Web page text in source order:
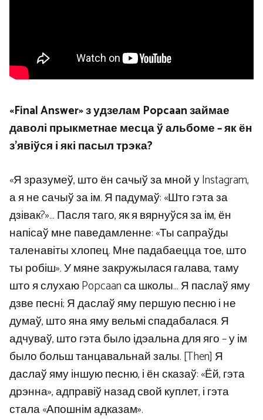
«Final Answer» з удзелам Popcaan займае
даволі прыкметнае месца ў альбоме – як ён
з’явіўся і які пасыл трэка?
«Я зразумеў, што ён сачыў за мной у Instagram,
а я не сачыў за ім. Я падумаў: «Што гэта за
дзівак?»… Пасля таго, як я вярнуўся за ім, ён
напісаў мне паведамленне: «Ты сапраўды
таленавіты хлопец. Мне падабаецца тое, што
ты робіш». У мяне закружылася галава, таму
што я слухаю Popcaan са школы… Я паслаў яму
дзве песні; Я даслаў яму першую песню і не
думаў, што яна яму вельмі спадабалася. Я
адчуваў, што гэта было ідэальна для яго – у ім
было больш танцавальнай залы. [Then] Я
даслаў яму іншую песню, і ён сказаў: «Ёй, гэта
дрэнна», адправіў назад свой куплет, і гэта
стала «Апошнім адказам».